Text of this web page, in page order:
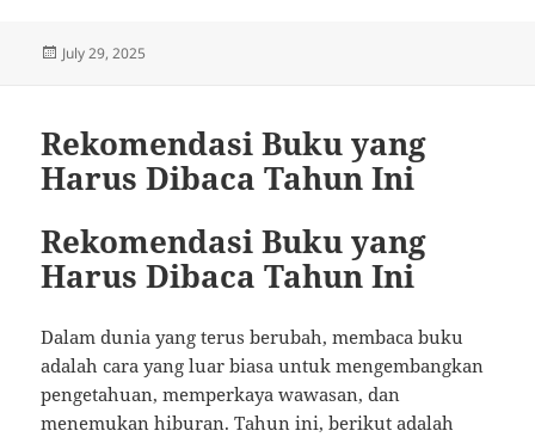
Posted
July 29, 2025
Rekomendasi Buku yang
Harus Dibaca Tahun Ini
Rekomendasi Buku yang
Harus Dibaca Tahun Ini
Dalam dunia yang terus berubah, membaca buku
adalah cara yang luar biasa untuk mengembangkan
pengetahuan, memperkaya wawasan, dan
menemukan hiburan. Tahun ini, berikut adalah